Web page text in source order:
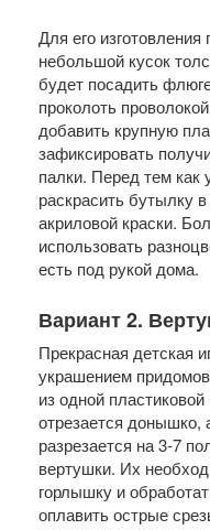
Для его
небольшой кусок
будет посадить
проколоть
добавить крупную
зафиксировать
палки. Перед тем как
раскрасить бутылку
акриловой краски.
использовать
есть под рукой дома.
Вариант 2.
Прекрасная детская
украшением
из одной
отрезается донышко,
разрезается на 3-7
вертушки. Их
горлышку и
оплавить острые